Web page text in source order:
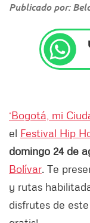
Publicado por:
‘Bogotá, mi
el Festival Hip
domingo 24 de
Bolívar. Te
y rutas
disfrutes de